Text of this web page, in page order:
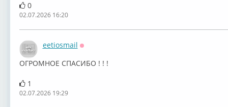
0
02.07.2026 16:20
eetiosmail
ОГРОМНОЕ СПАСИБО ! ! !
1
02.07.2026 19:29